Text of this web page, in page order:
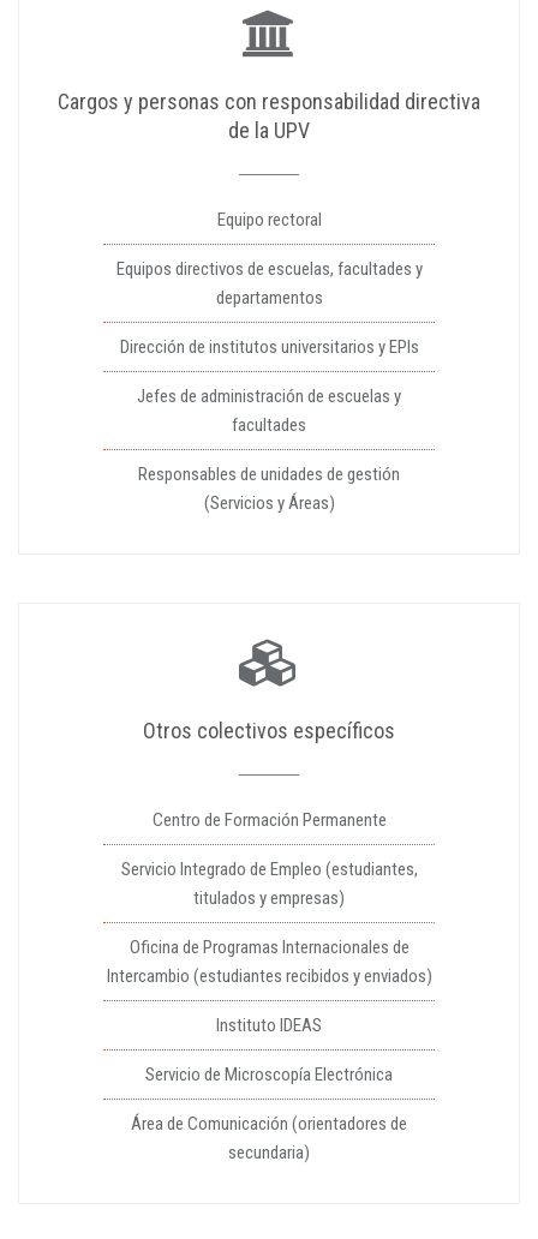
Cargos y personas con responsabilidad directiva
de la UPV
Equipo rectoral
Equipos directivos de escuelas, facultades y
departamentos
Dirección de institutos universitarios y EPIs
Jefes de administración de escuelas y
facultades
Responsables de unidades de gestión
(Servicios y Áreas)
Otros colectivos específicos
Centro de Formación Permanente
Servicio Integrado de Empleo (estudiantes,
titulados y empresas)
Oficina de Programas Internacionales de
Intercambio (estudiantes recibidos y enviados)
Instituto IDEAS
Servicio de Microscopía Electrónica
Área de Comunicación (orientadores de
secundaria)